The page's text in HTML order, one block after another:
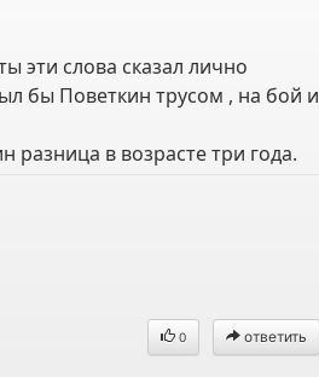
эти слова сказал лично
бы Поветкин трусом , на бой и
разница в возрасте три года.
0 ответить